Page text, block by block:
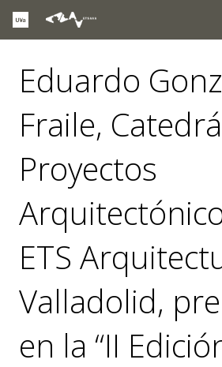
Eduardo
Fraile,
Proyectos
ETS
Valladolid,
en la “II